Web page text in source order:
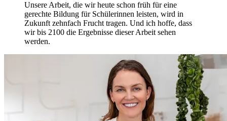
Unsere Arbeit, die wir heute schon früh für eine
gerechte Bildung für Schülerinnen leisten, wird in
Zukunft zehnfach Frucht tragen. Und ich hoffe, dass
wir bis 2100 die Ergebnisse dieser Arbeit sehen
werden.